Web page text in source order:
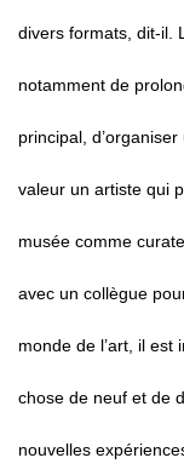
divers formats, dit-il.
notamment de
principal,
valeur un artiste qui
musée comme
avec un collègue
monde de l’art, il
chose de neuf et de
nouvelles